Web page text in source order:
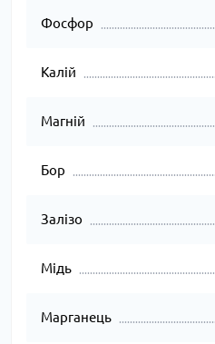
Фосфор
Калій
Магній
Бор
Залізо
Мідь
Марганець